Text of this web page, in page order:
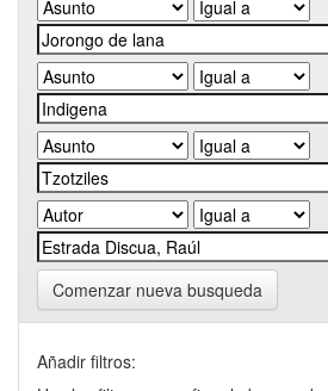
Comenzar nueva busqueda
Añadir filtros: